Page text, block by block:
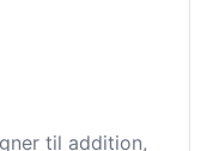
til addition,